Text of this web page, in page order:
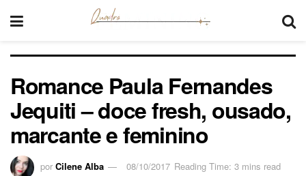
Romance Paula Fernandes
Jequiti – doce fresh, ousado,
marcante e feminino
por Cilene Alba 08/10/2017 Reading Time: 3 mins read